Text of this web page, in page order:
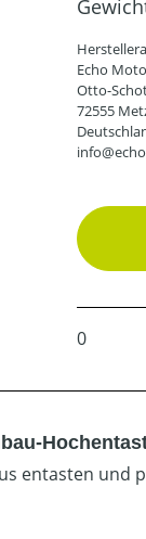
Echo
Otto-
72555
0
entasten und